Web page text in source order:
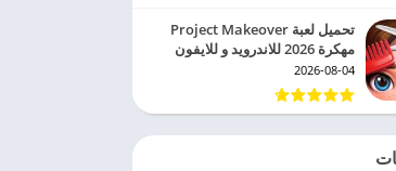
تحميل لعبة Project Makeover
مهكرة 2026 للاندرويد و للايفون
2026-08-04